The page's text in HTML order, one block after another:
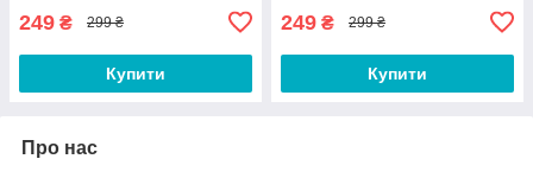
249 ₴ 299 ₴
Купити
249 ₴ 299 ₴
Купити
Про нас